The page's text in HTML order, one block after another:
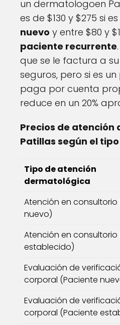
un dermatologoen
es de $130 y $275 si
nuevo y entre $80 y
paciente recurrente
que se le factura a
seguros, pero si es
paga por cuenta
reduce en un 20%
Precios de
Patillas según el
Tipo de atención
dermatológica
Atención en consultorio
nuevo)
Atención en consultorio
establecido)
Evaluación de
corporal (Paciente
Evaluación de
corporal (Paciente